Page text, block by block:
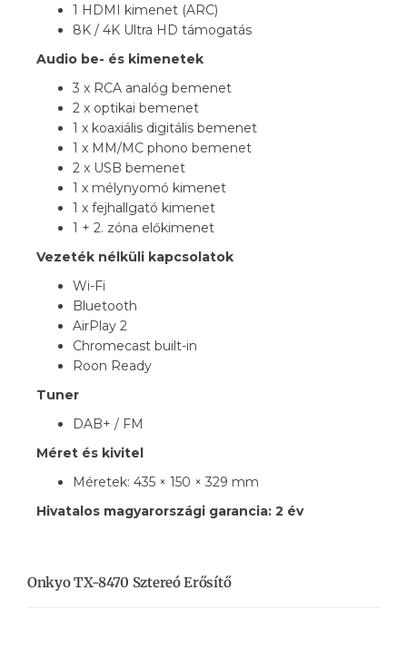
1 HDMI kimenet (ARC)
8K / 4K Ultra HD támogatás
Audio be- és kimenetek
3 x RCA analóg bemenet
2 x optikai bemenet
1 x koaxiális digitális bemenet
1 x MM/MC phono bemenet
2 x USB bemenet
1 x mélynyomó kimenet
1 x fejhallgató kimenet
1 + 2. zóna előkimenet
Vezeték nélküli kapcsolatok
Wi-Fi
Bluetooth
AirPlay 2
Chromecast built-in
Roon Ready
Tuner
DAB+ / FM
Méret és kivitel
Méretek: 435 × 150 × 329 mm
Hivatalos magyarországi garancia: 2 év
Onkyo TX-8470 Sztereó Erősítő